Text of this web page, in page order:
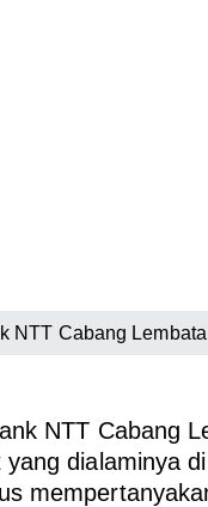
NTT Cabang Lembata
NTT Cabang
dialaminya